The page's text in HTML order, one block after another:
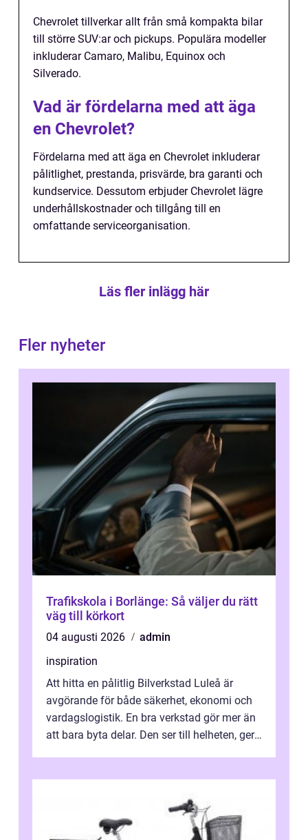
Chevrolet tillverkar allt från små kompakta bilar
till större SUV:ar och pickups. Populära modeller
inkluderar Camaro, Malibu, Equinox och
Silverado.
Vad är fördelarna med att äga
en Chevrolet?
Fördelarna med att äga en Chevrolet inkluderar
pålitlighet, prestanda, prisvärde, bra garanti och
kundservice. Dessutom erbjuder Chevrolet lägre
underhållskostnader och tillgång till en
omfattande serviceorganisation.
Läs fler inlägg här
Fler nyheter
Trafikskola i Borlänge: Så väljer du rätt
väg till körkort
04 augusti 2026
admin
inspiration
Att hitta en pålitlig Bilverkstad Luleå är
avgörande för både säkerhet, ekonomi och
vardagslogistik. En bra verkstad gör mer än
att bara byta delar. Den ser till helheten, ger